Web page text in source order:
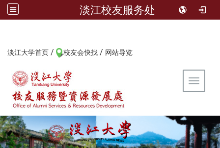
淡江校友服务处
淡江大学首页 / 校友会快找 / 网站导览
Toggle